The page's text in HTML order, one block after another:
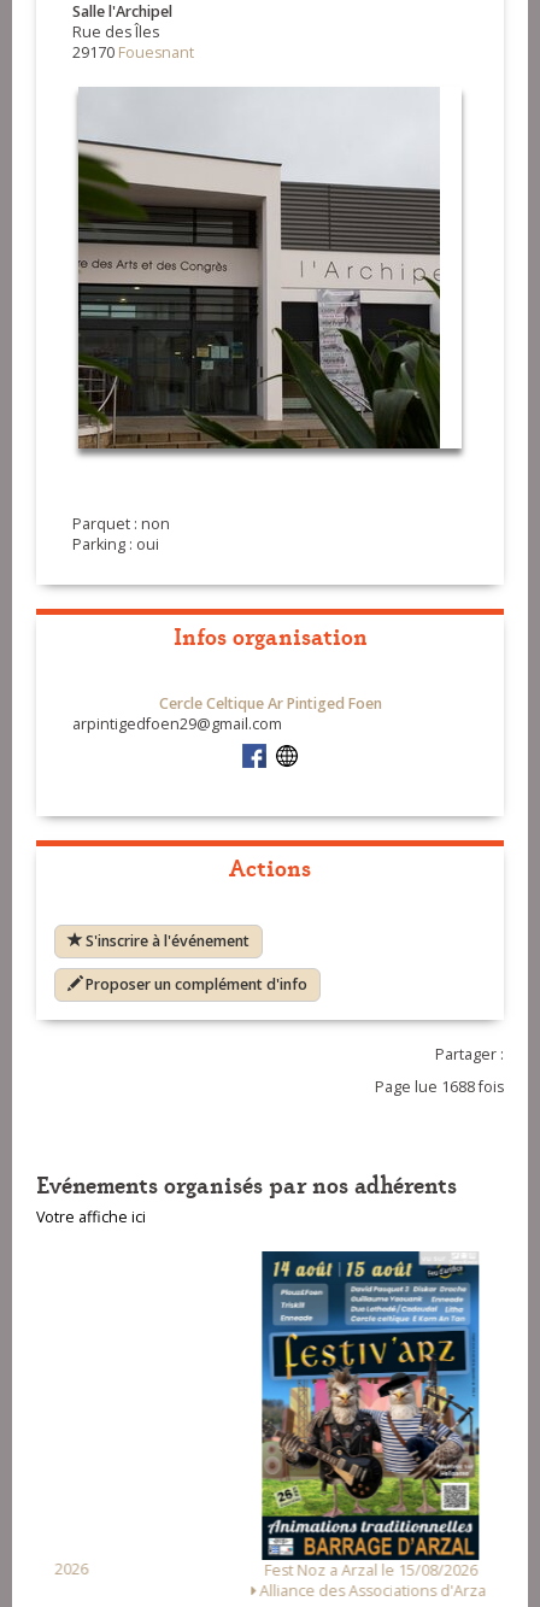
Salle l'Archipel
Rue des Îles
29170 Fouesnant
Parquet : non
Parking : oui
Infos organisation
Cercle Celtique Ar Pintiged Foen
arpintigedfoen29@gmail.com
Actions
S'inscrire à l'événement
Proposer un complément d'info
Partager :
Page lue 1688 fois
Evénements organisés par nos adhérents
Votre affiche ici
Fest Noz a Arzal le 15/08/2026
Alliance des Associations d'Arzal